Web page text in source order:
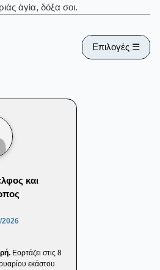
ἁγία, δόξα σοι.
Επιλογές ☰
και
2026
Εορτάζει στις 8
εκάστου